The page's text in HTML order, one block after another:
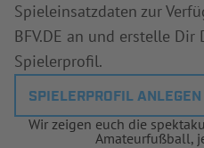
Spieleinsatzdaten zur
BFV.DE an und erstelle Dir
Spielerprofil.
SPIELERPROFIL ANLEGEN
Wir zeigen euch die
Amateurfußball,